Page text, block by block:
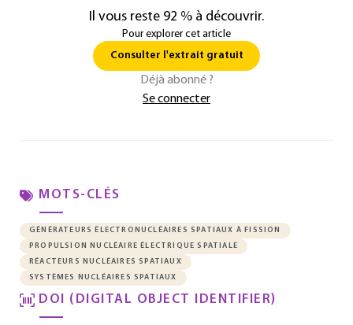
Il vous reste 92 % à découvrir.
Pour explorer cet article
Consulter l'extrait gratuit
Déjà abonné ?
Se connecter
MOTS-CLÉS
GÉNÉRATEURS ÉLECTRONUCLÉAIRES SPATIAUX À FISSION
PROPULSION NUCLÉAIRE ÉLECTRIQUE SPATIALE
RÉACTEURS NUCLÉAIRES SPATIAUX
SYSTÈMES NUCLÉAIRES SPATIAUX
DOI (DIGITAL OBJECT IDENTIFIER)